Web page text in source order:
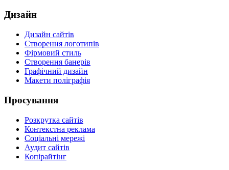
Дизайн
Дизайн сайтів
Створення логотипів
Фірмовий стиль
Створення банерів
Графічний дизайн
Макети поліграфія
Просування
Розкрутка сайтів
Контекстна реклама
Соціальні мережі
Аудит сайтів
Копірайтінг